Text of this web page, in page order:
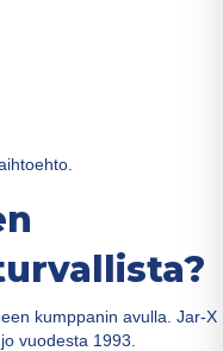
kumppanin avulla. Jar-X
vuodesta 1993.